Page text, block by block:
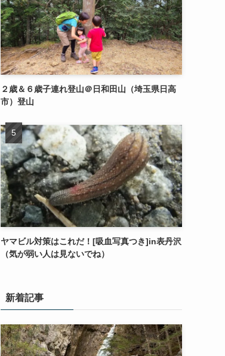
２歳＆６歳子連れ登山＠日和田山（埼玉県日高
市）登山
ヤマビル対策はこれだ！[吸血写真つき]in表丹沢
（気が弱い人は見ないでね）
新着記事